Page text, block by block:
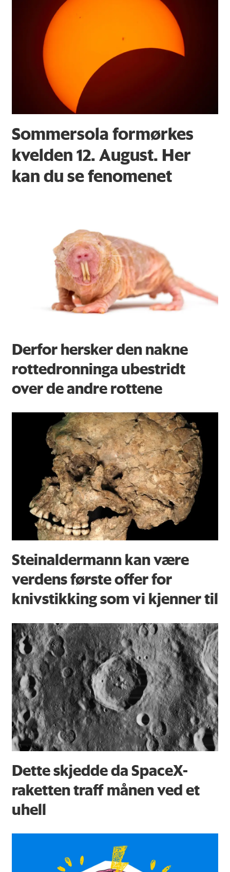
Sommersola formørkes
kvelden 12. August. Her
kan du se fenomenet
Derfor hersker den nakne
rottedronninga ubestridt
over de andre rottene
Steinaldermann kan være
verdens første offer for
knivstikking som vi kjenner til
Dette skjedde da SpaceX-
raketten traff månen ved et
uhell